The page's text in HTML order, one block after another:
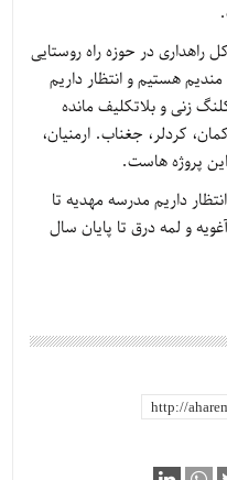
کل راهداری در حوزه راه روستایی
هستیم و انتظار داریم
زنی و بلاتکلیف مانده
کردلر، جغناب. ارمنیان،
پروژه هاست.
داریم مدرسه مهدیه تا
و لمه درق تا پایان سال